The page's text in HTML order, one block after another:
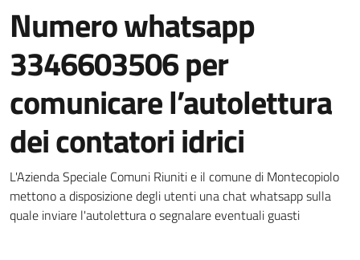
Numero whatsapp
3346603506 per
comunicare l’autolettura
dei contatori idrici
Dettagli della notizia
L'Azienda Speciale Comuni Riuniti e il comune di Montecopiolo
mettono a disposizione degli utenti una chat whatsapp sulla
quale inviare l'autolettura o segnalare eventuali guasti